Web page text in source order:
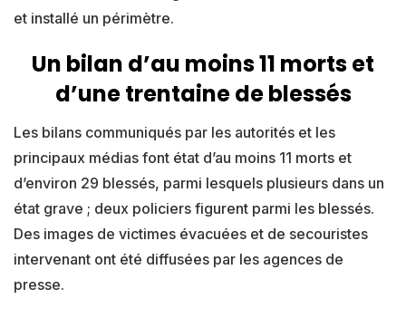
et installé un périmètre.
Un bilan d’au moins 11 morts et
d’une trentaine de blessés
Les bilans communiqués par les autorités et les
principaux médias font état d’au moins 11 morts et
d’environ 29 blessés, parmi lesquels plusieurs dans un
état grave ; deux policiers figurent parmi les blessés.
Des images de victimes évacuées et de secouristes
intervenant ont été diffusées par les agences de
presse.